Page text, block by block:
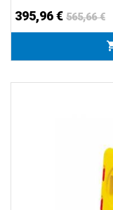
395,96 € 565,66 €